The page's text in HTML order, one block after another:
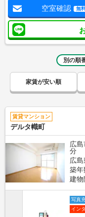
空室確認 無
別の順
家賃が安い順
賃貸マンション
デルタ幟町
広
分
広
築年
建物
写真
イン